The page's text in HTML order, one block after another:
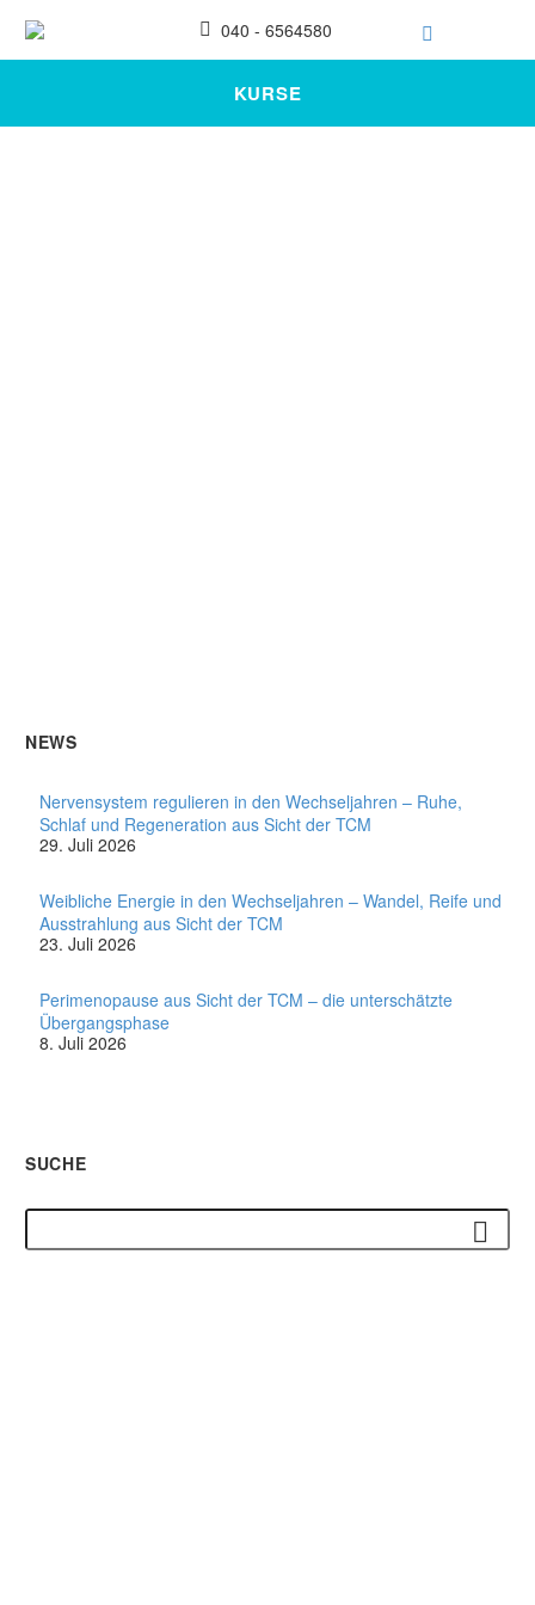
040 - 6564580
KURSE
NEWS
Nervensystem regulieren in den Wechseljahren – Ruhe,
Schlaf und Regeneration aus Sicht der TCM
29. Juli 2026
Weibliche Energie in den Wechseljahren – Wandel, Reife und
Ausstrahlung aus Sicht der TCM
23. Juli 2026
Perimenopause aus Sicht der TCM – die unterschätzte
Übergangsphase
8. Juli 2026
SUCHE